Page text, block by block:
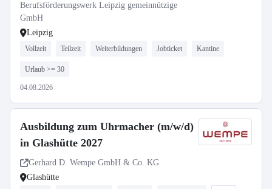
Berufsförderungswerk Leipzig gemeinnützige
GmbH
Leipzig
Vollzeit Teilzeit Weiterbildungen Jobticket Kantine
Urlaub >= 30
04.08.2026
Ausbildung zum Uhrmacher (m/w/d)
in Glashütte 2027
Gerhard D. Wempe GmbH & Co. KG
Glashütte